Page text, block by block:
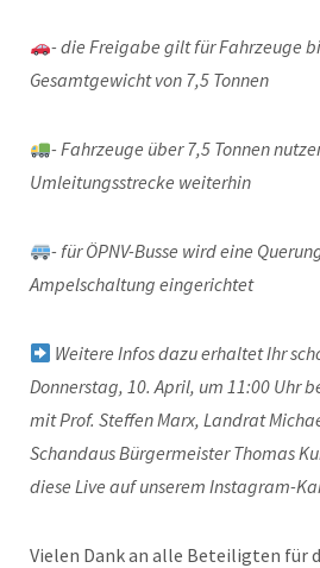
- die Freigabe gilt für Fahrzeuge
Gesamtgewicht von 7,5 Tonnen
- Fahrzeuge über 7,5 Tonnen
Umleitungsstrecke weiterhin
- für ÖPNV-Busse wird eine
Ampelschaltung eingerichtet
Weitere Infos dazu erhaltet Ihr
Donnerstag, 10. April, um 11:00 Uhr
mit Prof. Steffen Marx, Landrat
Schandaus Bürgermeister Thomas
diese Live auf unserem Instagram-
Vielen Dank an alle Beteiligten für